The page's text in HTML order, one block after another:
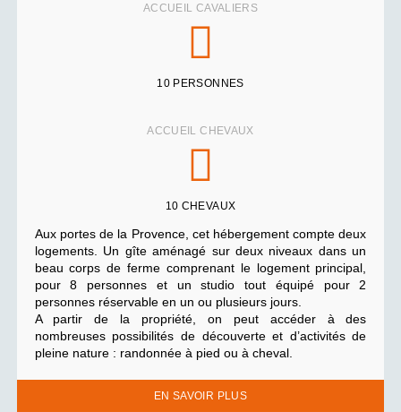
ACCUEIL CAVALIERS
10 PERSONNES
ACCUEIL CHEVAUX
10 CHEVAUX
Aux portes de la Provence, cet hébergement compte deux
logements. Un gîte aménagé sur deux niveaux dans un
beau corps de ferme comprenant le logement principal,
pour 8 personnes et un studio tout équipé pour 2
personnes réservable en un ou plusieurs jours.
A partir de la propriété, on peut accéder à des
nombreuses possibilités de découverte et d’activités de
pleine nature : randonnée à pied ou à cheval.
EN SAVOIR PLUS